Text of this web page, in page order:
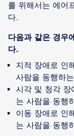
를 위해서는 에어
다.
다음과 같은 경우
다.
지적 장애로 인
사람을 동행하
시각 및 청각 장
는 사람을 동행
이동 장애로 인
는 사람을 동행